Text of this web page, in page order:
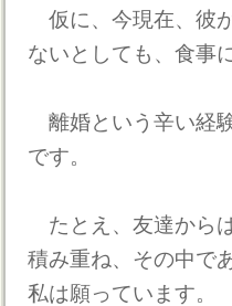
仮に、今現在、彼
ないとしても、食事
離婚という辛い経
です。
たとえ、友達から
積み重ね、その中で
私は願っています。